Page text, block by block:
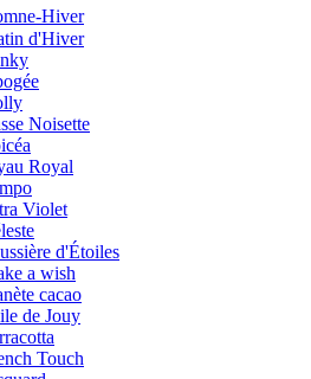
Hiver
d'Hiver
Noisette
Royal
Violet
d'Étoiles
a wish
cacao
de Jouy
Touch